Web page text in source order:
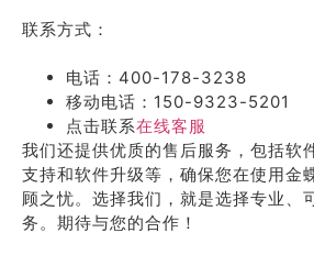
联系方式：
电话：400-178-3238
移动电话：150-9323-5201
点击联系在线客服
我们还提供优质的售后服务，包括软
支持和软件升级等，确保您在使用金
顾之忧。选择我们，就是选择专业、
务。期待与您的合作！